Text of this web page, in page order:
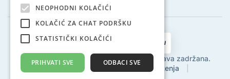
2002 - 2024 © Globalhost d.o.o., Sva prava zadržana.
Politika privatnosti
Uvjeti korištenja
NEOPHODNI KOLAČIĆI
KOLAČIĆ ZA CHAT PODRŠKU
STATISTIČKI KOLAČIĆI
PRIHVATI SVE ODBACI SVE